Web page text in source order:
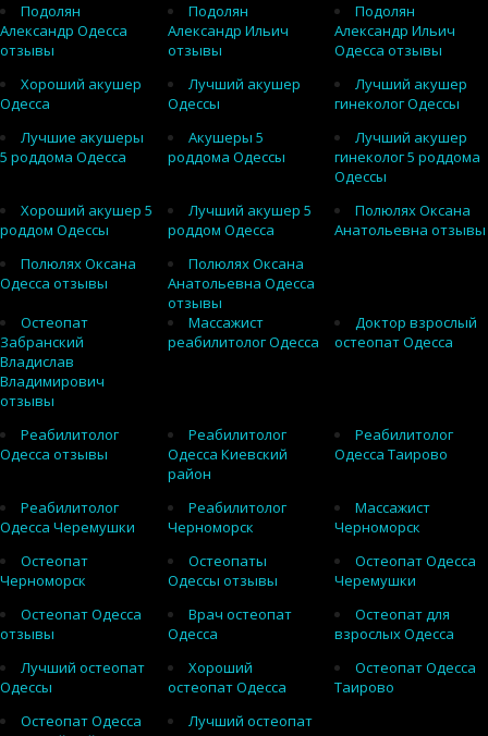
Подолян
Александр Одесса
отзывы
Подолян
Александр Ильич
отзывы
Подолян
Александр Ильич
Одесса отзывы
Хороший акушер
Одесса
Лучший акушер
Одессы
Лучший акушер
гинеколог Одессы
Лучшие акушеры
5 роддома Одесса
Акушеры 5
роддома Одессы
Лучший акушер
гинеколог 5 роддома
Одессы
Хороший акушер 5
роддом Одессы
Лучший акушер 5
роддом Одесса
Полюлях Оксана
Анатольевна отзывы
Полюлях Оксана
Одесса отзывы
Полюлях Оксана
Анатольевна Одесса
отзывы
Остеопат
Забранский
Владислав
Владимирович
отзывы
Массажист
реабилитолог Одесса
Доктор взрослый
остеопат Одесса
Реабилитолог
Одесса отзывы
Реабилитолог
Одесса Киевский
район
Реабилитолог
Одесса Таирово
Реабилитолог
Одесса Черемушки
Реабилитолог
Черноморск
Массажист
Черноморск
Остеопат
Черноморск
Остеопаты
Одессы отзывы
Остеопат Одесса
Черемушки
Остеопат Одесса
отзывы
Врач остеопат
Одесса
Остеопат для
взрослых Одесса
Лучший остеопат
Одессы
Хороший
остеопат Одесса
Остеопат Одесса
Таирово
Остеопат Одесса
Лучший остеопат